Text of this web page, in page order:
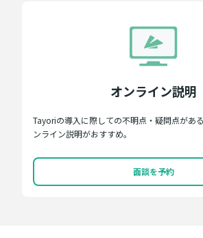
オンライン説明
Tayoriの導入に際しての不明点・疑問点があ
ンライン説明がおすすめ。
面談を予約